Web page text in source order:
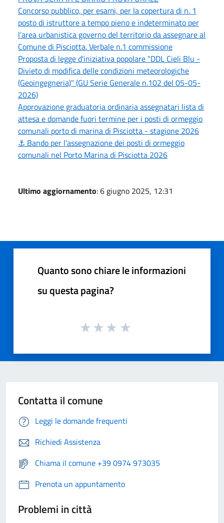
Concorso pubblico, per esami, per la copertura di n. 1
posto di istruttore a tempo pieno e indeterminato per
l’area urbanistica governo del territorio da assegnare al
Comune di Pisciotta. Verbale n.1 commissione
Proposta di legge d'iniziativa popolare "DDL Cieli Blu -
Divieto di modifica delle condizioni meteorologiche
(Geoingegneria)" (GU Serie Generale n.102 del 05-05-
2026)
Approvazione graduatoria ordinaria assegnatari lista di
attesa e domande fuori termine per i posti di ormeggio
comunali porto di marina di Pisciotta - stagione 2026
⚓ Bando per l’assegnazione dei posti di ormeggio
comunali nel Porto Marina di Pisciotta 2026
Ultimo aggiornamento: 6 giugno 2025, 12:31
Quanto sono chiare le informazioni
su questa pagina?
Contatta il comune
Leggi le domande frequenti
Richiedi Assistenza
Chiama il comune +39 0974 973035
Prenota un appuntamento
Problemi in città